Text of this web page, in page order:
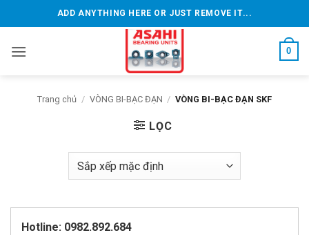
qua
dung
ADD ANYTHING HERE OR JUST REMOVE IT...
0
Trang chủ / VÒNG BI-BẠC ĐẠN / VÒNG BI-BẠC ĐẠN SKF
LỌC
Hotline: 0982.892.684